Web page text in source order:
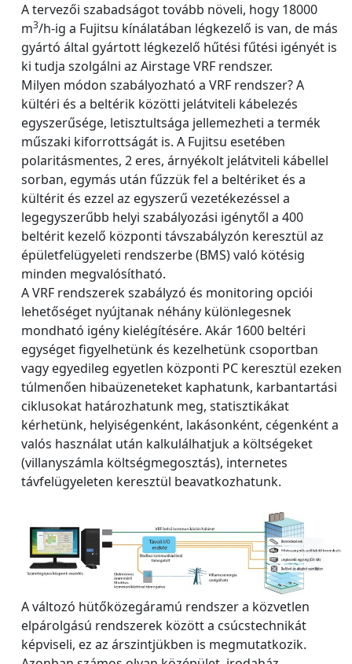
A tervezői szabadságot tovább növeli, hogy 18000
m3/h-ig a Fujitsu kínálatában légkezelő is van, de más
gyártó által gyártott légkezelő hűtési fűtési igényét is
ki tudja szolgálni az Airstage VRF rendszer.
Milyen módon szabályozható a VRF rendszer? A
kültéri és a beltérik közötti jelátviteli kábelezés
egyszerűsége, letisztultsága jellemezheti a termék
műszaki kiforrottságát is. A Fujitsu esetében
polaritásmentes, 2 eres, árnyékolt jelátviteli kábellel
sorban, egymás után fűzzük fel a beltériket és a
kültérit és ezzel az egyszerű vezetékezéssel a
legegyszerűbb helyi szabályozási igénytől a 400
beltérit kezelő központi távszabályzón keresztül az
épületfelügyeleti rendszerbe (BMS) való kötésig
minden megvalósítható.
A VRF rendszerek szabályzó és monitoring opciói
lehetőséget nyújtanak néhány különlegesnek
mondható igény kielégítésére. Akár 1600 beltéri
egységet figyelhetünk és kezelhetünk csoportban
vagy egyedileg egyetlen központi PC keresztül ezeken
túlmenően hibaüzeneteket kaphatunk, karbantartási
ciklusokat határozhatunk meg, statisztikákat
kérhetünk, helyiségenként, lakásonként, cégenként a
valós használat után kalkulálhatjuk a költségeket
(villanyszámla költségmegosztás), internetes
távfelügyeleten keresztül beavatkozhatunk.
A változó hütőközegáramú rendszer a közvetlen
elpárolgású rendszerek között a csúcstechnikát
képviseli, ez az árszintjükben is megmutatkozik.